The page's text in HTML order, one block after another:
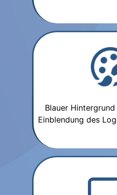
Blauer
Einblendung des